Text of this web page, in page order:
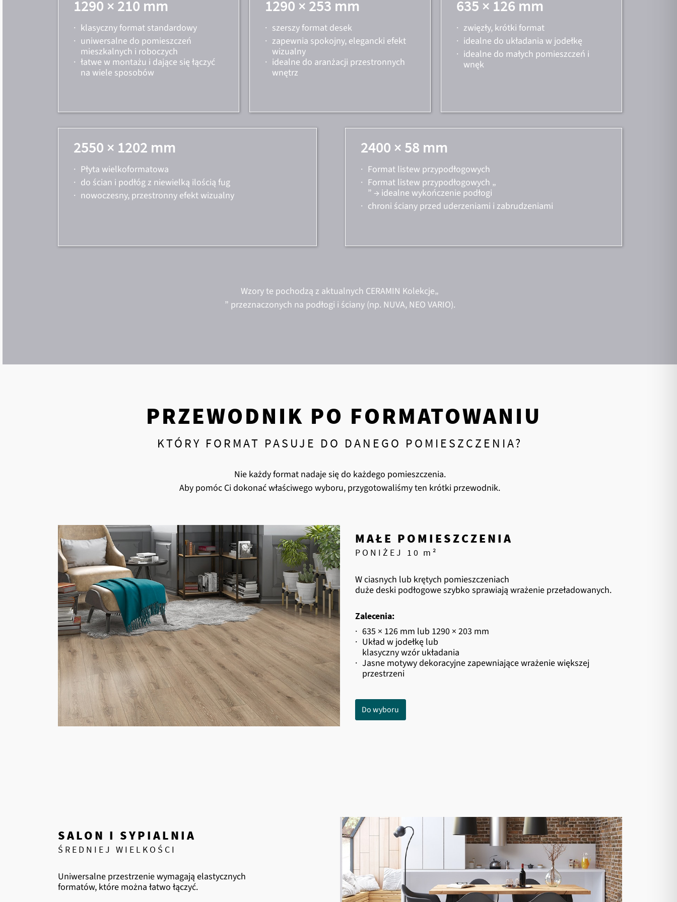
1290 × 210 mm
· klasyczny format standardowy
· uniwersalne do pomieszczeń
mieszkalnych i roboczych
· łatwe w montażu i dające się łączyć
na wiele sposobów
1290 × 253 mm
· szerszy format desek
· zapewnia spokojny, elegancki efekt
wizualny
· idealne do aranżacji przestronnych
wnętrz
635 × 126 mm
· zwięzły, krótki format
· idealne do układania w jodełkę
· idealne do małych pomieszczeń i
wnęk
2550 × 1202 mm
· Płyta wielkoformatowa
· do ścian i podłóg z niewielką ilością fug
· nowoczesny, przestronny efekt wizualny
2400 × 58 mm
· Format listew przypodłogowych
· Format listew przypodłogowych „
” → idealne wykończenie podłogi
· chroni ściany przed uderzeniami i zabrudzeniami
Wzory te pochodzą z aktualnych CERAMIN Kolekcje„
” przeznaczonych na podłogi i ściany (np. NUVA, NEO VARIO).
PRZEWODNIK PO FORMATOWANIU
KTÓRY FORMAT PASUJE DO DANEGO POMIESZCZENIA?
Nie każdy format nadaje się do każdego pomieszczenia.
Aby pomóc Ci dokonać właściwego wyboru, przygotowaliśmy ten krótki przewodnik.
MAŁE POMIESZCZENIA
PONIŻEJ 10 m²
W ciasnych lub krętych pomieszczeniach
duże deski podłogowe szybko sprawiają wrażenie przeładowanych.
Zalecenia:
· 635 × 126 mm lub 1290 × 203 mm
· Układ w jodełkę lub
klasyczny wzór układania
· Jasne motywy dekoracyjne zapewniające wrażenie większej
przestrzeni
Do wyboru
SALON I SYPIALNIA
ŚREDNIEJ WIELKOŚCI
Uniwersalne przestrzenie wymagają elastycznych
formatów, które można łatwo łączyć.